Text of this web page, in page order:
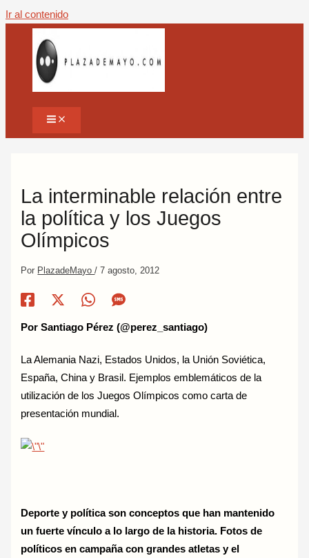
Ir al contenido
La interminable relación entre
la política y los Juegos
Olímpicos
Por PlazadeMayo/7 agosto, 2012
Por Santiago Pérez (@perez_santiago)
La Alemania Nazi, Estados Unidos, la Unión Soviética,
España, China y Brasil. Ejemplos emblemáticos de la
utilización de los Juegos Olímpicos como carta de
presentación mundial.
Deporte y política son conceptos que han mantenido
un fuerte vínculo a lo largo de la historia. Fotos de
políticos en campaña con grandes atletas y el